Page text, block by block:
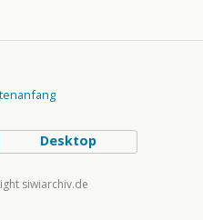
Desktop
siwiarchiv.de